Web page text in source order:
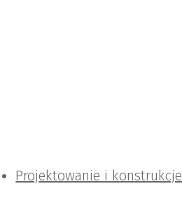
Projektowanie i konstrukcje